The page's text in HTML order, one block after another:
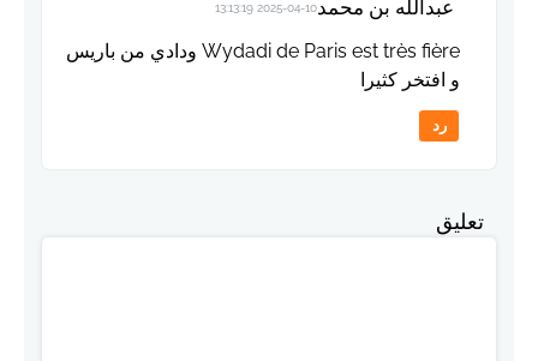
عبدالله بن محمد2025-04-10 13:13:19
Wydadi de Paris est très fière ودادي من باريس
و افتخر كثيرا
رد
تعليق